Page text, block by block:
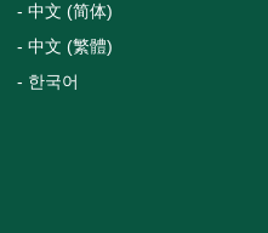
中文 (简体)
中文 (繁體)
한국어